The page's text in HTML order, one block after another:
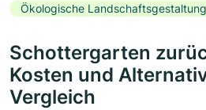
Ökologische Landschaftsgestaltung
Schottergarten
Kosten und
Vergleich